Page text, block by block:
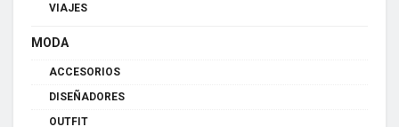
VIAJES
MODA
ACCESORIOS
DISEÑADORES
OUTFIT